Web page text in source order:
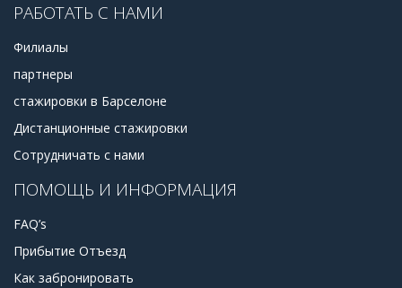
РАБОТАТЬ С НАМИ
Филиалы
партнеры
стажировки в Барселоне
Дистанционные стажировки
Сотрудничать с нами
ПОМОЩЬ И ИНФОРМАЦИЯ
FAQ’s
Прибытие Отъезд
Как забронировать